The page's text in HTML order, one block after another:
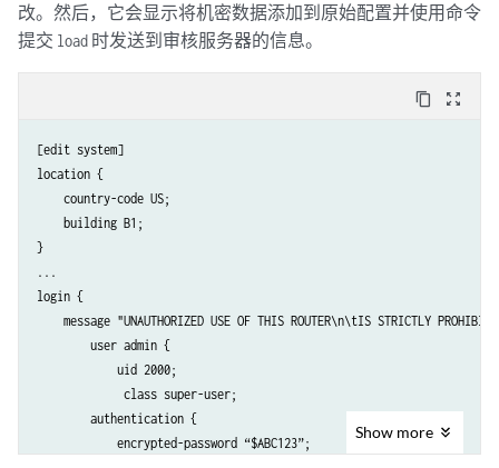
改。然后，它会显示将机密数据添加到原始配置并使用命令
提交 load 时发送到审核服务器的信息。
content_copy zoom_out_map
[edit system]
location {
    country-code US;
    building B1;
}
...
login {
message "UNAUTHORIZED USE OF THIS ROUTER\n\tIS STRICTLY
        user admin {
            uid 2000;
             class super-user;
        authentication {
            encrypted-password “$ABC123”;
Show more